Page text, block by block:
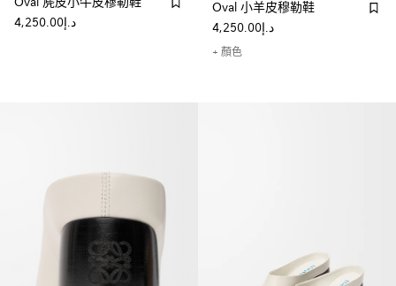
Oval 麂皮小牛皮穆勒鞋
د.إ4,250.00
Oval 小羊皮穆勒鞋
د.إ4,250.00
+ 顏色